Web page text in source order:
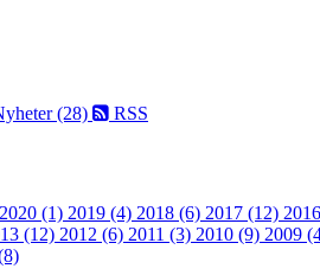
(28) RSS
2020 (1) 2019 (4) 2018 (6) 2017 (12) 2016
(12) 2012 (6) 2011 (3) 2010 (9) 2009